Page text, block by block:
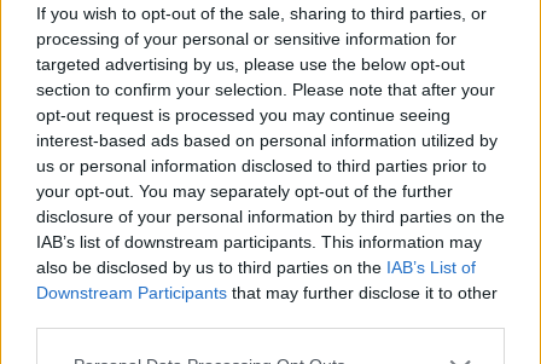
If you wish to opt-out of the sale, sharing to third parties, or
processing of your personal or sensitive information for
targeted advertising by us, please use the below opt-out
section to confirm your selection. Please note that after your
opt-out request is processed you may continue seeing
interest-based ads based on personal information utilized by
us or personal information disclosed to third parties prior to
your opt-out. You may separately opt-out of the further
disclosure of your personal information by third parties on the
IAB’s list of downstream participants. This information may
also be disclosed by us to third parties on the IAB’s List of
Downstream Participants that may further disclose it to other
Viktima në rastin e parë të sulmit të rëndë tha
se McDougal, ish-bashkëpunëtori i tij, e sulmoi
pasi u largua nga shtëpia e tij.
“Ai u shfaq me disa miq të tjerë që kisha”,
Elic Bryan për CNN të martën. McDougal filloi
të godiste derën përpara se të kthehej brenda,
tha Bryan.
“Ai erdhi drejt meje me thikë, dhe unë kisha
armën time, dhe e godita në fytyrë me të”,tha
Bryan.“Nuk e kisha idenë se ai ishte një